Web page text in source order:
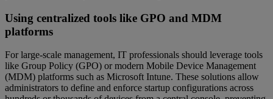
Using centralized tools like GPO and MDM
platforms
For large-scale management, IT professionals should leverage tools
like Group Policy (GPO) or modern Mobile Device Management
(MDM) platforms such as Microsoft Intune. These solutions allow
administrators to define and enforce startup configurations across